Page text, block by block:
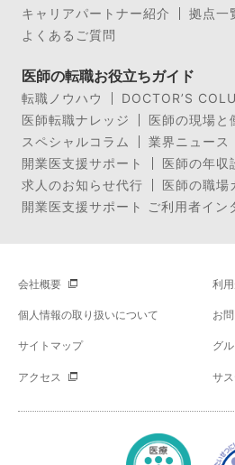
キャリアパートナー紹介
拠点一
よくあるご質問
医師の転職お役立ちガイド
転職ノウハウ
DOCTOR’S
医師転職ナレッジ
医師の現場と
スペシャルコラム
業界ニュース
開業医支援サポート
医師の年収
求人のお知らせ代行
医師の職場
開業医支援サポート ご利用者イン
会社概要 利
個人情報の取り扱いについて お
サイトマップ グ
アクセス サ